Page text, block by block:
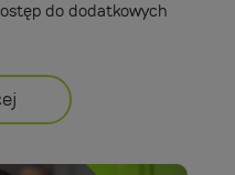
do dodatkowych